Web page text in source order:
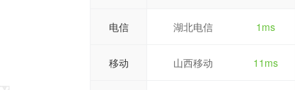
电信 湖北电信 1ms
移动 山西移动 11ms